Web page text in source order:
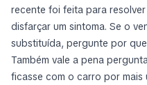
recente foi feita para
disfarçar um sintoma. Se o
substituída, pergunte por
Também vale a pena
ficasse com o carro por mais